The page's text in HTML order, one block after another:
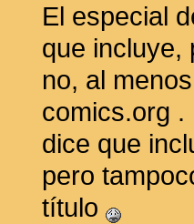
El especial
que incluye,
no, al
comics.org .
dice que
pero
título